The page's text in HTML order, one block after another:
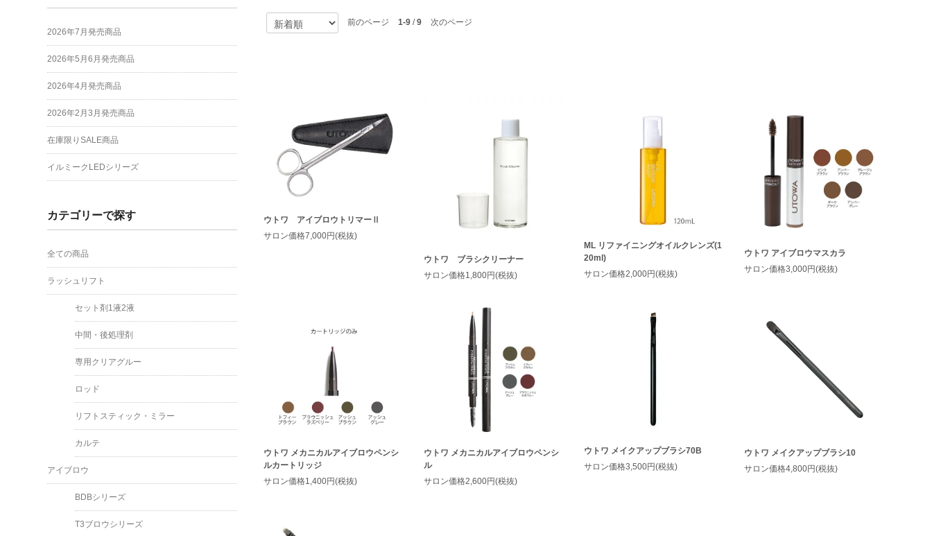
前のページ 1-9/9 次のページ
ウトワ アイブロウトリマーⅡ
サロン価格7,000円(税抜)
ウトワ ブラシクリーナー
サロン価格1,800円(税抜)
ML リファイニングオイルクレンズ(1
20ml)
サロン価格2,000円(税抜)
ウトワ アイブロウマスカラ
サロン価格3,000円(税抜)
ウトワ メカニカルアイブロウペンシ
ルカートリッジ
サロン価格1,400円(税抜)
ウトワ メカニカルアイブロウペンシ
ル
サロン価格2,600円(税抜)
ウトワ メイクアップブラシ70B
サロン価格3,500円(税抜)
ウトワ メイクアップブラシ10
サロン価格4,800円(税抜)
2026年7月発売商品
2026年5月6月発売商品
2026年4月発売商品
2026年2月3月発売商品
在庫限りSALE商品
イルミークLEDシリーズ
カテゴリーで探す
全ての商品
ラッシュリフト
セット剤1液2液
中間・後処理剤
専用クリアグルー
ロッド
リフトスティック・ミラー
カルテ
アイブロウ
BDBシリーズ
T3ブロウシリーズ